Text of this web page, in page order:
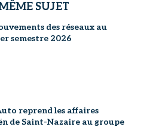
SUJET
des réseaux au
semestre 2026
reprend les affaires
de Saint-Nazaire au groupe